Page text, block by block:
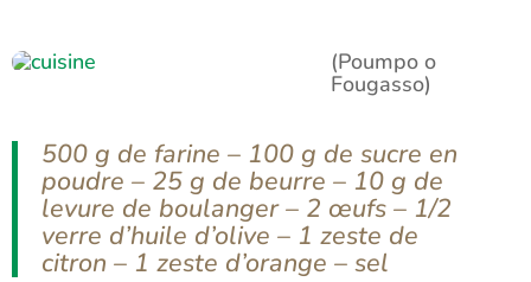
(Poumpo o
Fougasso)
500 g de farine – 100 g de sucre en
poudre – 25 g de beurre – 10 g de
levure de boulanger – 2 œufs – 1/2
verre d’huile d’olive – 1 zeste de
citron – 1 zeste d’orange – sel